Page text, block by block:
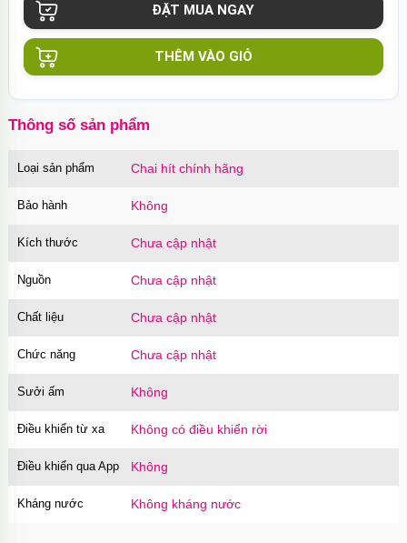
THÊM VÀO GIỎ
Thông số sản phẩm
Loại sản phẩm Chai hít chính hãng
Bảo hành Không
Kích thước Chưa cập nhật
Nguồn Chưa cập nhật
Chất liệu Chưa cập nhật
Chức năng Chưa cập nhật
Sưởi ấm Không
Điều khiển từ xa Không có điều khiển rời
Điều khiển qua App Không
Kháng nước Không kháng nước